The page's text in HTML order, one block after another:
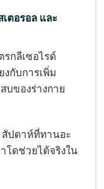
ตอรอล และ
กลีเซอไรด์
กับการเพิ่ม
บของร่างกาย
ปดาห์ที่ทานอะ
โดช่วยได้จริงใน